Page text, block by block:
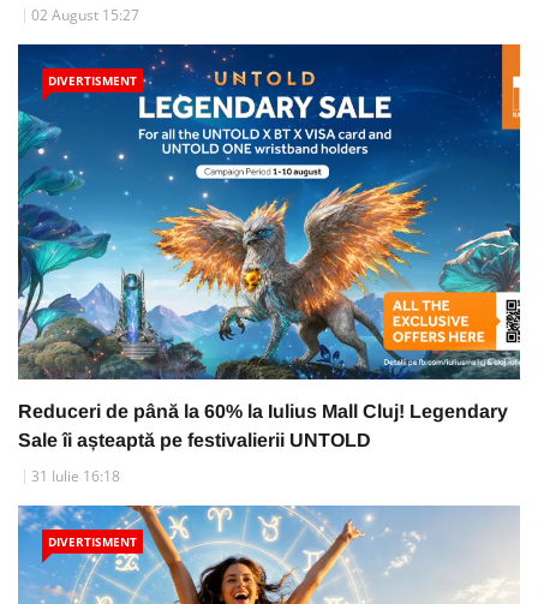
02 August 15:27
DIVERTISMENT
Reduceri de până la 60% la Iulius Mall Cluj! Legendary
Sale îi așteaptă pe festivalierii UNTOLD
31 Iulie 16:18
DIVERTISMENT